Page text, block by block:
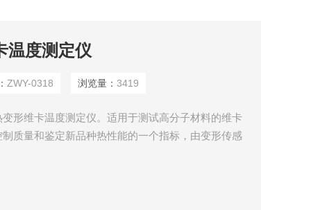
温度测定仪
ZWY-0318 浏览量：3419
形维卡温度测定仪。适用于测试高分子材料的维卡
质量和鉴定新品种热性能的一个指标，由变形传感
、维修等知识。